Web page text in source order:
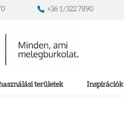
+36 1/322 7890
területek Inspirációk